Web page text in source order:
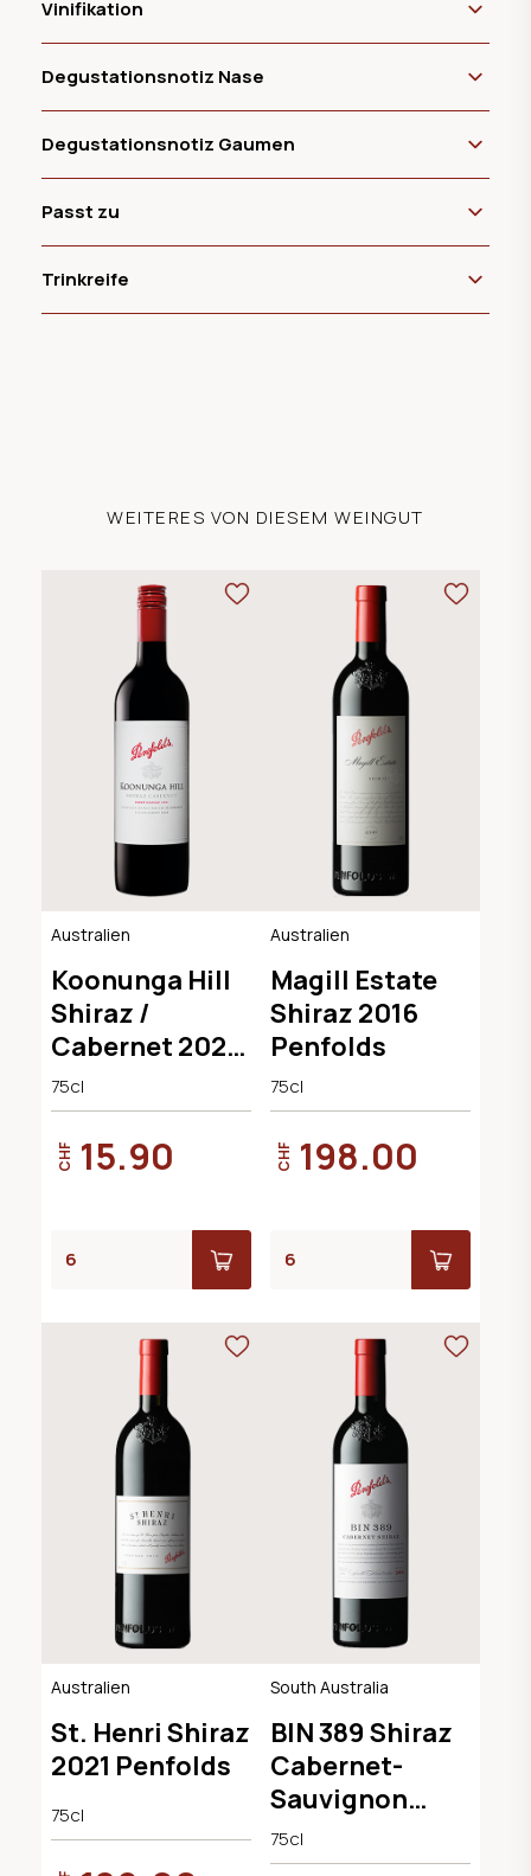
Vinifikation
Degustationsnotiz Nase
Degustationsnotiz Gaumen
Passt zu
Trinkreife
WEITERES VON DIESEM WEINGUT
Australien
Koonunga Hill
Shiraz /
Cabernet 2023
Penfolds
75cl
CHF 15.90
Australien
Magill Estate
Shiraz 2016
Penfolds
75cl
CHF 198.00
Australien
St. Henri Shiraz
2021 Penfolds
75cl
South Australia
BIN 389 Shiraz
Cabernet-
Sauvignon
2022 Penfolds
75cl